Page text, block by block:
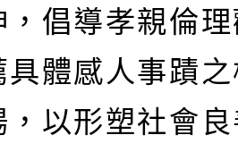
，倡導孝親倫
具體感人事蹟
，以形塑社會